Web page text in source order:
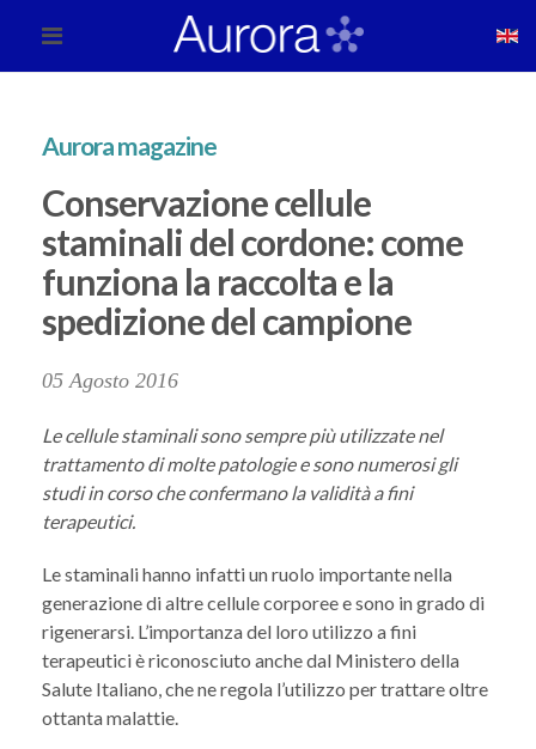
Aurora magazine
Conservazione cellule
staminali del cordone: come
funziona la raccolta e la
spedizione del campione
05 Agosto 2016
Le cellule staminali sono sempre più utilizzate nel
trattamento di molte patologie e sono numerosi gli
studi in corso che confermano la validità a fini
terapeutici.
Le staminali hanno infatti un ruolo importante nella
generazione di altre cellule corporee e sono in grado di
rigenerarsi. L’importanza del loro utilizzo a fini
terapeutici è riconosciuto anche dal Ministero della
Salute Italiano, che ne regola l’utilizzo per trattare oltre
ottanta malattie.